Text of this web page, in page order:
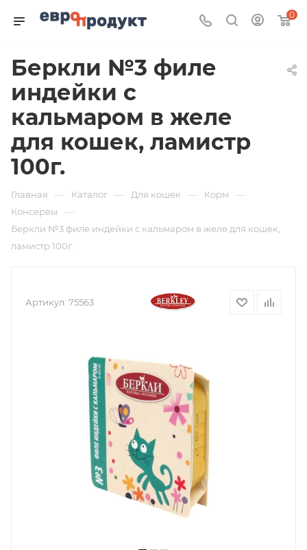
0
Беркли №3 филе
индейки с
кальмаром в желе
для кошек, ламистр
100г.
Главная — Каталог — Для кошек — Корм —
Консервы —
Беркли №3 филе индейки с кальмаром в желе для кошек,
ламистр 100г.
Артикул: 75563